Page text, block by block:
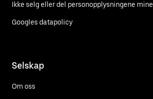
Ikke selg eller del personopplysningene mine
Googles datapolicy
Selskap
Om oss